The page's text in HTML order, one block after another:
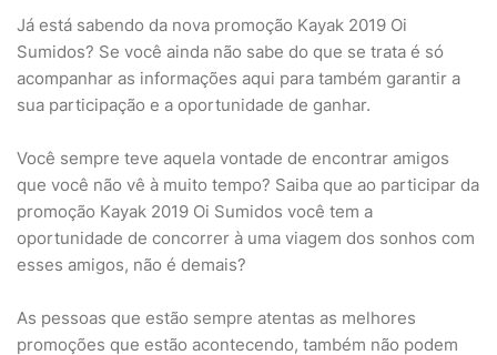
Já está sabendo da nova promoção Kayak 2019 Oi
Sumidos? Se você ainda não sabe do que se trata é só
acompanhar as informações aqui para também garantir a
sua participação e a oportunidade de ganhar.
Você sempre teve aquela vontade de encontrar amigos
que você não vê à muito tempo? Saiba que ao participar da
promoção Kayak 2019 Oi Sumidos você tem a
oportunidade de concorrer à uma viagem dos sonhos com
esses amigos, não é demais?
As pessoas que estão sempre atentas as melhores
promoções que estão acontecendo, também não podem